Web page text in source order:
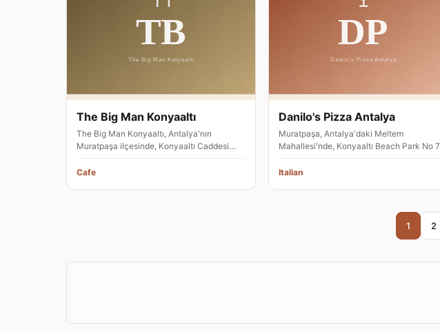
The Big Man Konyaaltı
The Big Man Konyaaltı, Antalya'nın
Muratpaşa ilçesinde, Konyaaltı Caddesi
üzerindeki Atatürk Parkı içinde hizm…
Cafe
Danilo's Pizza Antalya
Muratpaşa, Antalya'daki Meltem
Mahallesi'nde, Konyaaltı Beach Park No 7
adresinde hizmet veren Danilo's Pizza …
Italian
1 2